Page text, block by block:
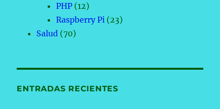
PHP (12)
Raspberry Pi (23)
Salud (70)
ENTRADAS RECIENTES